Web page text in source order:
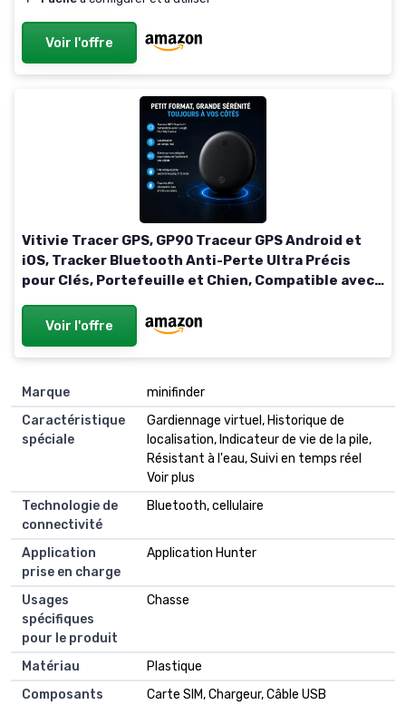
Voir l'offre
Vitivie Tracer GPS, GP90 Traceur GPS Android et
iOS, Tracker Bluetooth Anti-Perte Ultra Précis
pour Clés, Portefeuille et Chien, Compatible avec
Voir l'offre
Marque
minifinder
Caractéristique
spéciale
Gardiennage virtuel, Historique de
localisation, Indicateur de vie de la pile,
Résistant à l'eau, Suivi en temps réel
Voir plus
Technologie de
connectivité
Bluetooth, cellulaire
Application
prise en charge
Application Hunter
Usages
spécifiques
pour le produit
Chasse
Matériau
Plastique
Composants
Carte SIM, Chargeur, Câble USB